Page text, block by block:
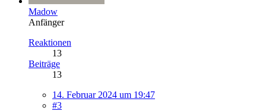
Madow
Anfänger
Reaktionen
13
Beiträge
13
14. Februar 2024 um 19:47
#3